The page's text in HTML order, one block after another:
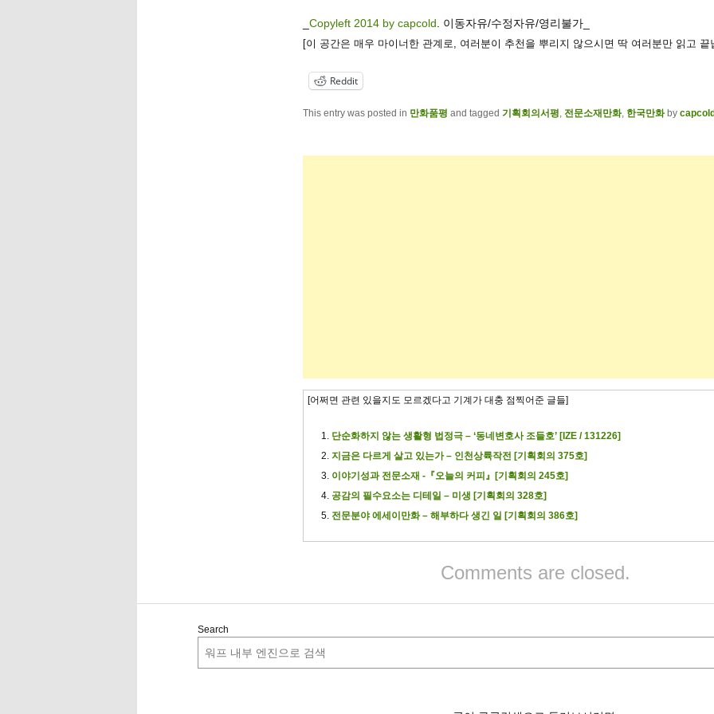
Copyleft 2014 by capcold . 이동자유/수정자유/영리불가_
[이 공간은 매우 마이너한 관계로, 여러분이 추천을 뿌리지 않으시면 딱 여러분만 읽고 끝
Reddit
This entry was posted in 만화품평 and tagged 기획회의서평 전문소재만화, 한국만화by
[어쩌면 관련 있을지도 모르겠다고 기계가 대충 점찍어준 글들]
단순화하지 않는 생활형 법정극 – ‘동네변호사 조들호’ [IZE / 131226]
지금은 다르게 살고 있는가 – 인천상륙작전 [기획회의 375호]
이야기성과 전문소재 -『오늘의 커피』[기획회의 245호]
공감의 필수요소는 디테일 – 미생 [기획회의 328호]
전문분야 에세이만화 – 해부하다 생긴 일 [기획회의 386호]
Comments are closed.
Search